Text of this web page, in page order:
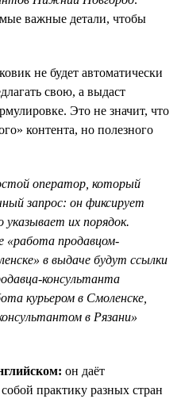
важные детали, чтобы
не будет автоматически
свою, а выдаст
Это не значит, что
контента, но полезного
оператор, который
запрос: он фиксирует
указывает их порядок.
«работа продавцом-
в выдаче будут ссылки
консультанта
курьером в Смоленске,
в Рязани»
он даёт
практику разных стран